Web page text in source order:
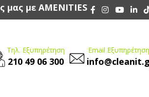
μας με AMENITIES
Τηλ. Εξυπηρέτηση
210 49 06 300
Email